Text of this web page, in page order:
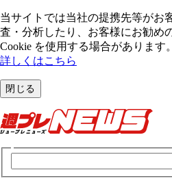
当サイトでは当社の提携先等がお
査・分析したり、お客様にお勧め
Cookie を使⽤する場合があります。
詳しくはこちら
閉じる